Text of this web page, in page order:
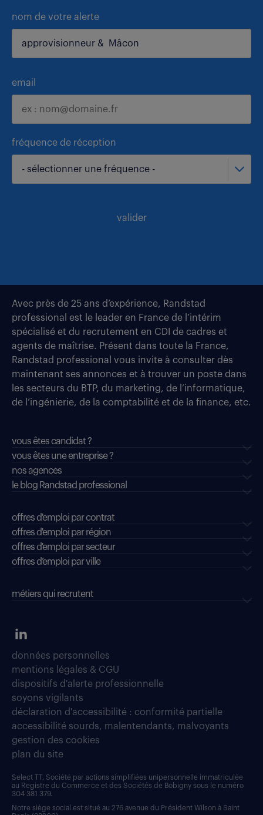
nom de votre alerte
email
fréquence de réception
- sélectionner une fréquence -
valider
Avec près de 25 ans d’expérience, Randstad
professional est le leader en France de l’intérim
spécialisé et du recrutement en CDI de cadres et
agents de maîtrise. Présent dans toute la France,
Randstad professional vous invite à consulter dès
maintenant ses annonces et à trouver un poste dans
les secteurs du BTP, du marketing, de l’informatique,
de l’ingénierie, de la comptabilité et de la finance, etc.
vous êtes candidat ?
vous êtes une entreprise ?
nos agences
le blog Randstad professional
offres d'emploi par contrat
offres d'emploi par région
offres d'emploi par secteur
offres d’emploi par ville
métiers qui recrutent
données personnelles
mentions légales & CGU
dispositifs d'alerte professionnelle
soyons vigilants
déclaration d'accessibilité : conformité partielle
accessibilité sourds, malentendants, malvoyants
gestion des cookies
plan du site
Select TT, Société par actions simplifiées unipersonnelle immatriculée
au Registre du Commerce et des Sociétés de Bobigny sous le numéro
304 381 379.
Notre siège social est situé au 276 avenue du Président Wilson à Saint